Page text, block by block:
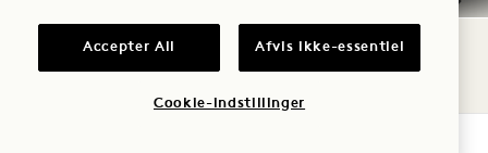
ANDRE VÆRELSER, DU MÅSKE
Accepter All Afvis ikke-essentiel
Cookie-indstillinger